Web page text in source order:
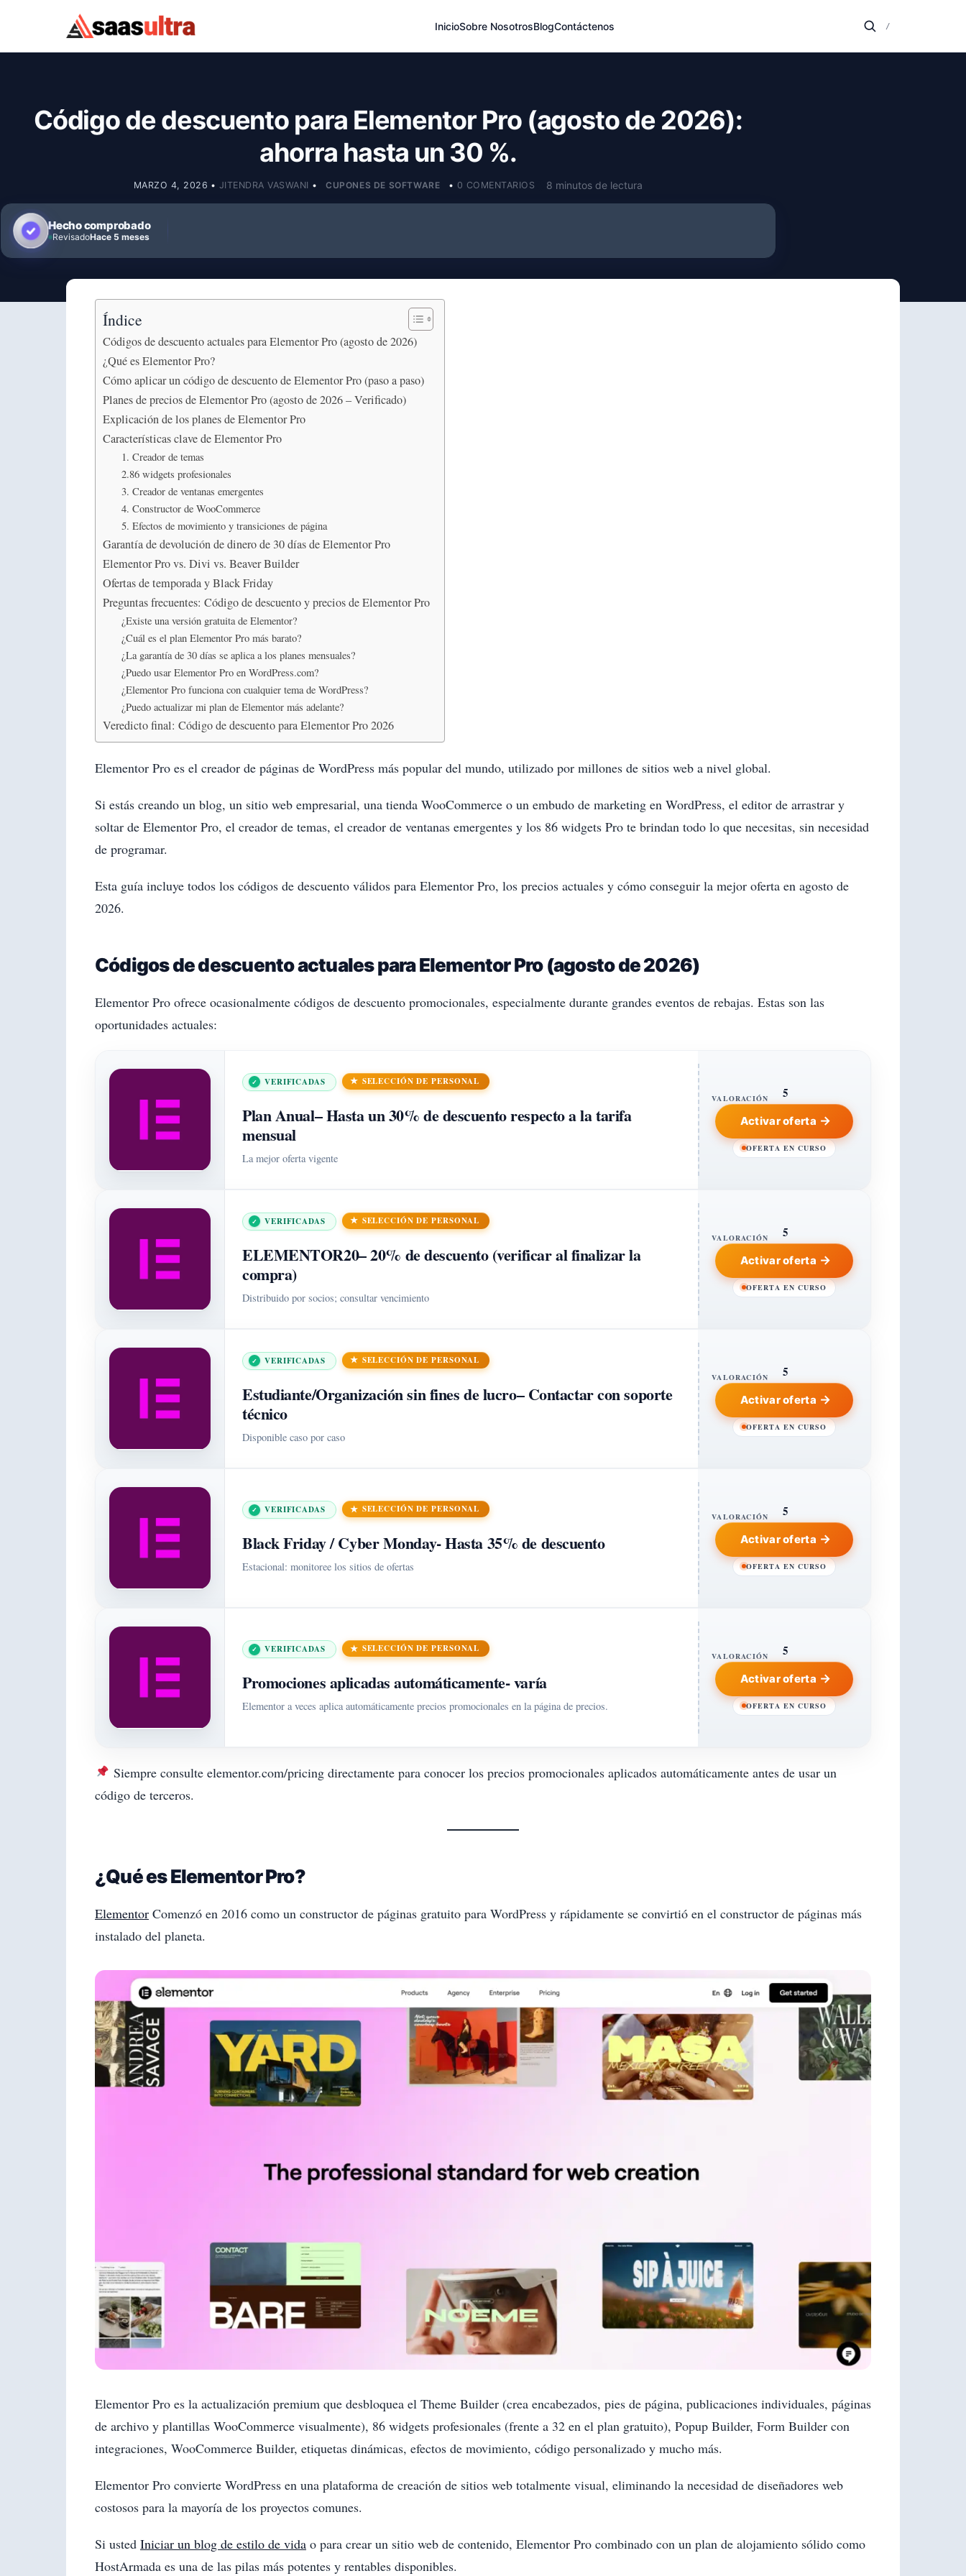
Ir al contenido InicioSobre NosotrosBlogContáctenos /
Código de descuento para Elementor Pro (agosto de 2026):
ahorra hasta un 30 %.
MARZO 4, 2026 • JITENDRA VASWANI • CUPONES DE SOFTWARE • 0 COMENTARIOS 8 minutos de lectura
Hecho comprobado
RevisadoHace 5 meses
Índice
Códigos de descuento actuales para Elementor Pro (agosto de 2026)
¿Qué es Elementor Pro?
Cómo aplicar un código de descuento de Elementor Pro (paso a paso)
Planes de precios de Elementor Pro (agosto de 2026 – Verificado)
Explicación de los planes de Elementor Pro
Características clave de Elementor Pro
1. Creador de temas
2.86 widgets profesionales
3. Creador de ventanas emergentes
4. Constructor de WooCommerce
5. Efectos de movimiento y transiciones de página
Garantía de devolución de dinero de 30 días de Elementor Pro
Elementor Pro vs. Divi vs. Beaver Builder
Ofertas de temporada y Black Friday
Preguntas frecuentes: Código de descuento y precios de Elementor Pro
¿Existe una versión gratuita de Elementor?
¿Cuál es el plan Elementor Pro más barato?
¿La garantía de 30 días se aplica a los planes mensuales?
¿Puedo usar Elementor Pro en WordPress.com?
¿Elementor Pro funciona con cualquier tema de WordPress?
¿Puedo actualizar mi plan de Elementor más adelante?
Veredicto final: Código de descuento para Elementor Pro 2026
Elementor Pro es el creador de páginas de WordPress más popular del mundo, utilizado por millones de sitios web a nivel global.
Si estás creando un blog, un sitio web empresarial, una tienda WooCommerce o un embudo de marketing en WordPress, el editor de arrastrar y
soltar de Elementor Pro, el creador de temas, el creador de ventanas emergentes y los 86 widgets Pro te brindan todo lo que necesitas, sin necesidad
de programar.
Esta guía incluye todos los códigos de descuento válidos para Elementor Pro, los precios actuales y cómo conseguir la mejor oferta en agosto de
2026.
Códigos de descuento actuales para Elementor Pro (agosto de 2026)
Elementor Pro ofrece ocasionalmente códigos de descuento promocionales, especialmente durante grandes eventos de rebajas. Estas son las
oportunidades actuales:
VERIFICADAS SELECCIÓN DE PERSONAL
Plan Anual– Hasta un 30% de descuento respecto a la tarifa
mensual
La mejor oferta vigente
VALORACIÓN 5
Activar oferta
OFERTA EN CURSO
VERIFICADAS SELECCIÓN DE PERSONAL
ELEMENTOR20– 20% de descuento (verificar al finalizar la
compra)
Distribuido por socios; consultar vencimiento
VALORACIÓN 5
Activar oferta
OFERTA EN CURSO
VERIFICADAS SELECCIÓN DE PERSONAL
Estudiante/Organización sin fines de lucro– Contactar con soporte
técnico
Disponible caso por caso
VALORACIÓN 5
Activar oferta
OFERTA EN CURSO
VERIFICADAS SELECCIÓN DE PERSONAL
Black Friday / Cyber ​​Monday- Hasta 35% de descuento
Estacional: monitoree los sitios de ofertas
VALORACIÓN 5
Activar oferta
OFERTA EN CURSO
VERIFICADAS SELECCIÓN DE PERSONAL
Promociones aplicadas automáticamente- varía
Elementor a veces aplica automáticamente precios promocionales en la página de precios.
VALORACIÓN 5
Activar oferta
OFERTA EN CURSO
Siempre consulte elementor.com/pricing directamente para conocer los precios promocionales aplicados automáticamente antes de usar un
código de terceros.
¿Qué es Elementor Pro?
Elementor Comenzó en 2016 como un constructor de páginas gratuito para WordPress y rápidamente se convirtió en el constructor de páginas más
instalado del planeta.
Elementor Pro es la actualización premium que desbloquea el Theme Builder (crea encabezados, pies de página, publicaciones individuales, páginas
de archivo y plantillas WooCommerce visualmente), 86 widgets profesionales (frente a 32 en el plan gratuito), Popup Builder, Form Builder con
integraciones, WooCommerce Builder, etiquetas dinámicas, efectos de movimiento, código personalizado y mucho más.
Elementor Pro convierte WordPress en una plataforma de creación de sitios web totalmente visual, eliminando la necesidad de diseñadores web
costosos para la mayoría de los proyectos comunes.
Si usted Iniciar un blog de estilo de vida o para crear un sitio web de contenido, Elementor Pro combinado con un plan de alojamiento sólido como
HostArmada es una de las pilas más potentes y rentables disponibles.